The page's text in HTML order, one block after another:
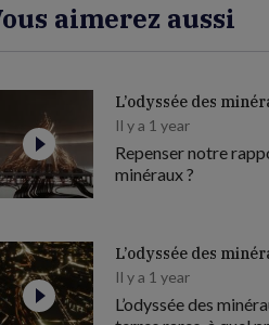
aimerez aussi
L’odyssée des
Il y a 1 year
Repenser notre
minéraux ?
L’odyssée des
Il y a 1 year
L’odyssée des